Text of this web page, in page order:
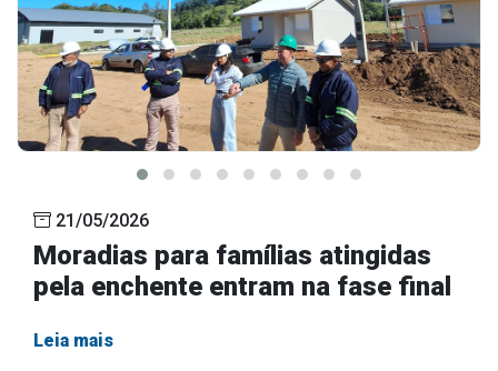
21/05/2026
Moradias para famílias atingidas
pela enchente entram na fase final
Leia mais